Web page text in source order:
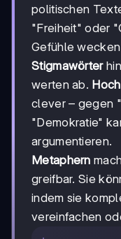
politischen
"Freiheit" oder
Gefühle
Stigmawörter
werten ab.
clever – gegen
"Demokratie"
argumentieren.
Metaphern
greifbar. Sie
indem sie
vereinfachen